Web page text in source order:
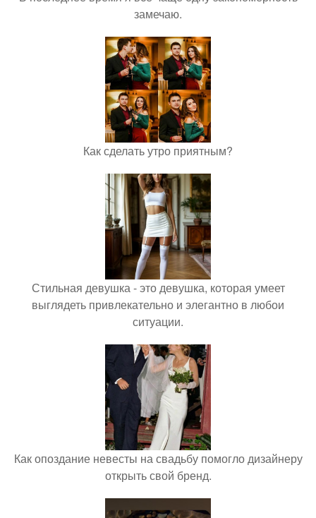
замечаю.
Как сделать утро приятным?
Стильная девушка - это девушка, которая умеет
выглядеть привлекательно и элегантно в любои
ситуации.
Как опоздание невесты на свадьбу помогло дизайнеру
открыть свой бренд.